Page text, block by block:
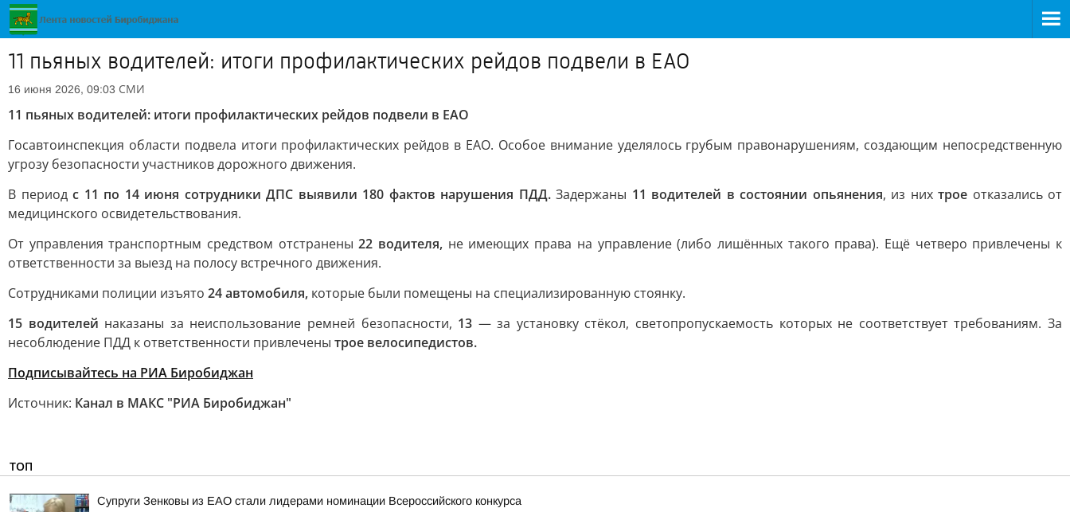
11 пьяных водителей: итоги профилактических рейдов подвели в ЕАО
16 июня 2026, 09:03 СМИ
11 пьяных водителей: итоги профилактических рейдов подвели в ЕАО
Госавтоинспекция области подвела итоги профилактических рейдов в ЕАО. Особое внимание уделялось грубым правонарушениям, создающим непосредственную
угрозу безопасности участников дорожного движения.
В период с 11 по 14 июня сотрудники ДПС выявили 180 фактов нарушения ПДД.Задержаны 11 водителей в состоянии опьянения, из них трое отказались от
медицинского освидетельствования.
От управления транспортным средством отстранены22 водителя, не имеющих права на управление (либо лишённых такого права). Ещё четверо привлечены к
ответственности за выезд на полосу встречного движения.
Сотрудниками полиции изъято 24 автомобиля, которые были помещены на специализированную стоянку.
15 водителей наказаны за неиспользование ремней безопасности, 13 — за установку стёкол, светопропускаемость которых не соответствует требованиям. За
несоблюдение ПДД к ответственности привлечены трое велосипедистов.
Подписывайтесь на РИА Биробиджан
Источник: Канал в МАКС "РИА Биробиджан"
ТОП
Супруги Зенковы из ЕАО стали лидерами номинации Всероссийского конкурса